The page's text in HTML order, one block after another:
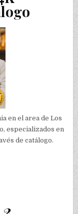
en el area de Los
especializados en
de catálogo.